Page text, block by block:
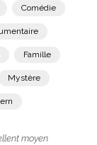
Comédie
Famille
Mystère
moyen